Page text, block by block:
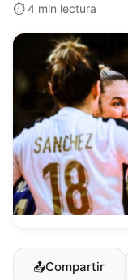
⏱️ 4 min lectura
📤Compartir